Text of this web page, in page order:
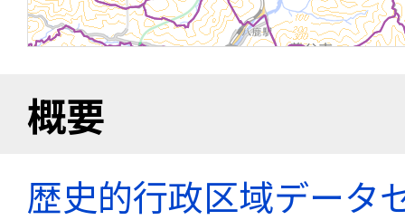
概要
歴史的行政区域データ